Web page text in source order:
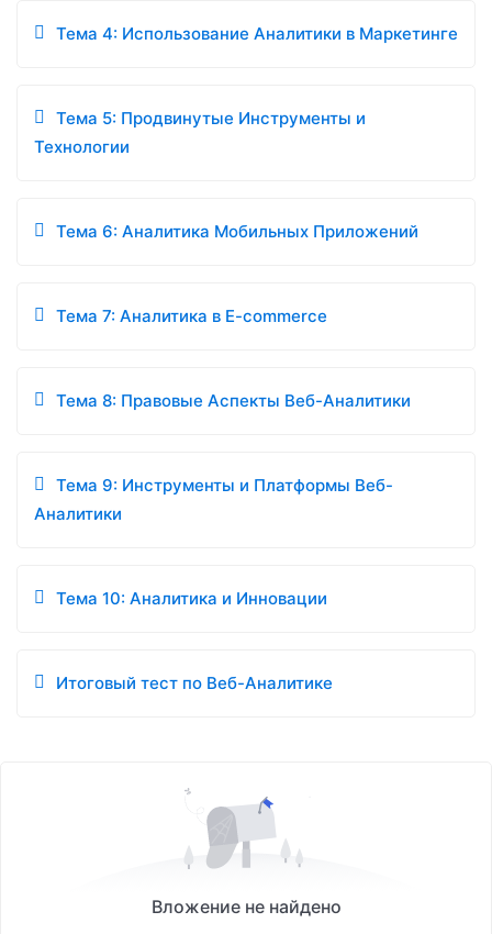
Тема 4: Использование Аналитики в Маркетинге
Тема 5: Продвинутые Инструменты и
Технологии
Тема 6: Аналитика Мобильных Приложений
Тема 7: Аналитика в E-commerce
Тема 8: Правовые Аспекты Веб-Аналитики
Тема 9: Инструменты и Платформы Веб-
Аналитики
Тема 10: Аналитика и Инновации
Итоговый тест по Веб-Аналитике
Вложение не найдено